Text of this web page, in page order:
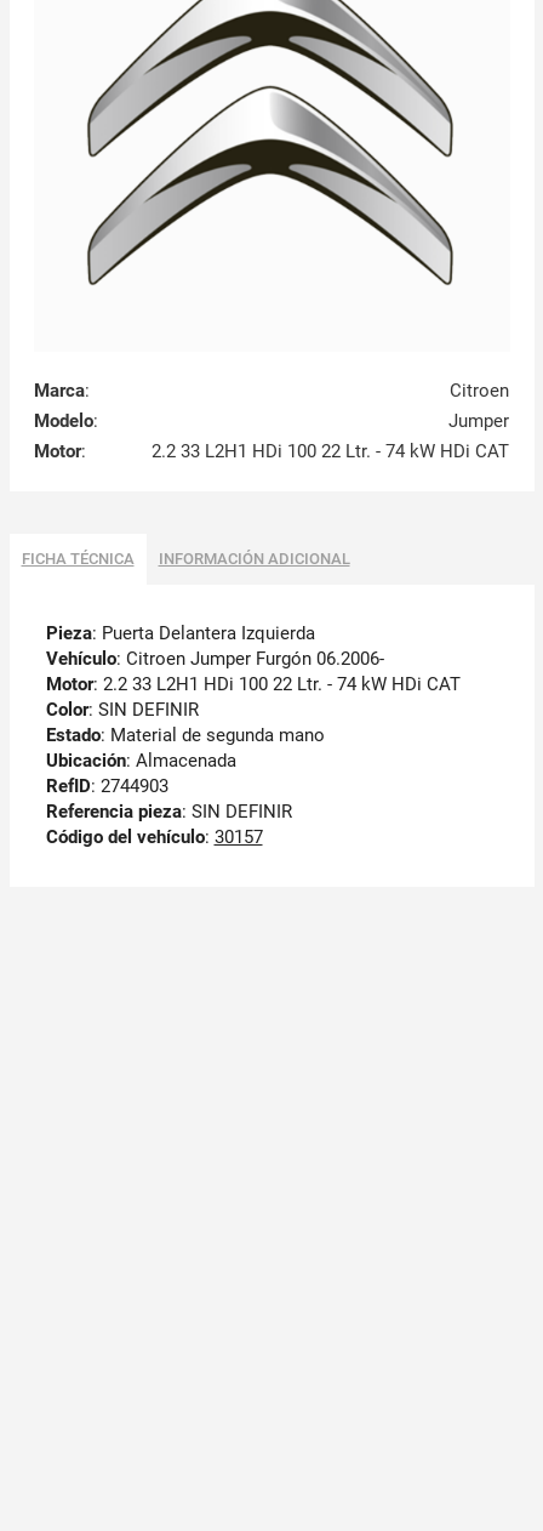
Marca:
Citroen
Modelo:
Jumper
Motor: 2.2 33 L2H1 HDi 100 22 Ltr. - 74 kW HDi CAT
FICHA TÉCNICA INFORMACIÓN ADICIONAL
Pieza: Puerta Delantera Izquierda
Vehículo: Citroen Jumper Furgón 06.2006-
Motor: 2.2 33 L2H1 HDi 100 22 Ltr. - 74 kW HDi CAT
Color: SIN DEFINIR
Estado: Material de segunda mano
Ubicación: Almacenada
RefID: 2744903
Referencia pieza: SIN DEFINIR
Código del vehículo: 30157